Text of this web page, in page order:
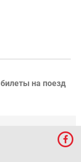
билеты на поезд